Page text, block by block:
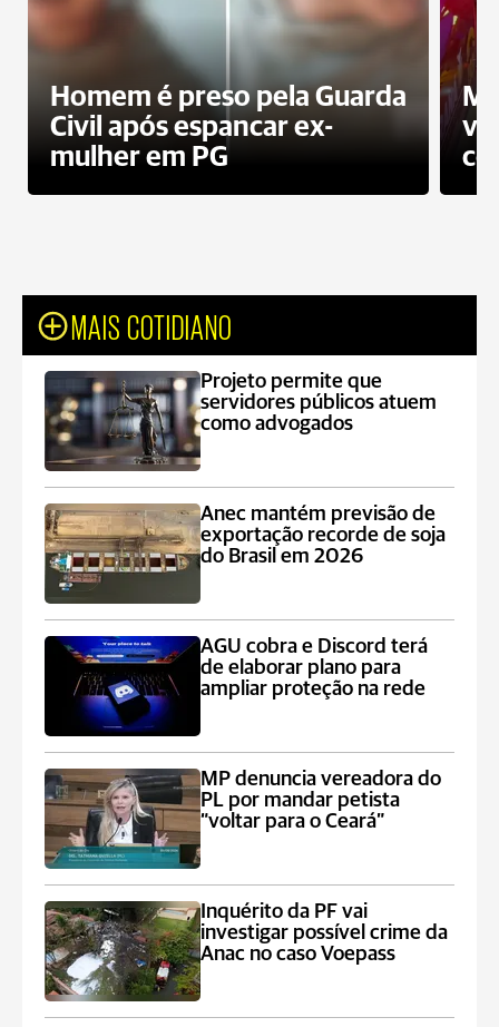
Homem é preso pela Guarda
Civil após espancar ex-
mulher em PG
MAIS COTIDIANO
Projeto permite que
servidores públicos atuem
como advogados
Anec mantém previsão de
exportação recorde de soja
do Brasil em 2026
AGU cobra e Discord terá
de elaborar plano para
ampliar proteção na rede
MP denuncia vereadora do
PL por mandar petista
“voltar para o Ceará”
Inquérito da PF vai
investigar possível crime da
Anac no caso Voepass